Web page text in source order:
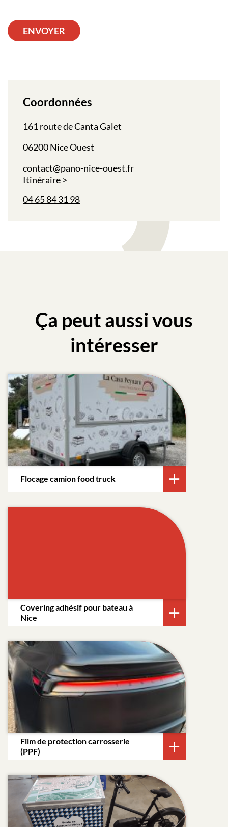
ENVOYER
Coordonnées
161 route de Canta Galet
06200 Nice Ouest
contact@pano-nice-ouest.fr
Itinéraire
04 65 84 31 98
Ça peut aussi vous
intéresser
Flocage camion food truck
Covering adhésif pour bateau à
Nice
Film de protection carrosserie
(PPF)